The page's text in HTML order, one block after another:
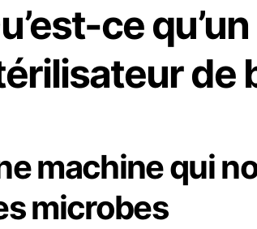
ce qu’un
de
machine qui
microbes